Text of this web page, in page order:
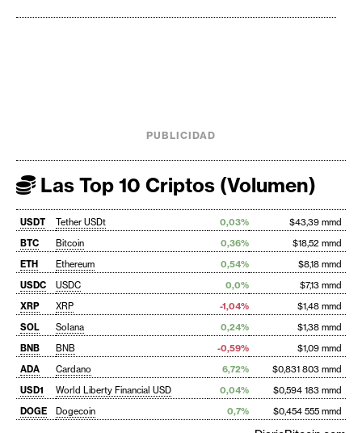
PUBLICIDAD
Las Top 10 Criptos (Volumen)
USDT Tether USDt 0,03%
$43,39 mmd
BTC
Bitcoin 0,36%
$18,52 mmd
ETH
Ethereum 0,54%
$8,18 mmd
USDC
USDC 0,0%
$7,13 mmd
XRP
XRP -1,04%
$1,48 mmd
SOL
Solana 0,24%
$1,38 mmd
BNB
BNB -0,59%
$1,09 mmd
ADA
Cardano 6,72%
$0,831 803 mmd
USD1
World Liberty Financial USD 0,04%
$0,594 183 mmd
DOGE
Dogecoin 0,7% $0,454 555 mmd